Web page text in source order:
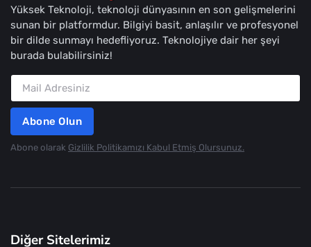
Yüksek Teknoloji, teknoloji dünyasının en son gelişmelerini
sunan bir platformdur. Bilgiyi basit, anlaşılır ve profesyonel
bir dilde sunmayı hedefliyoruz. Teknolojiye dair her şeyi
burada bulabilirsiniz!
Abone Olun
Abone olarak Gizlilik Politikamızı Kabul Etmiş Olursunuz.
Diğer Sitelerimiz